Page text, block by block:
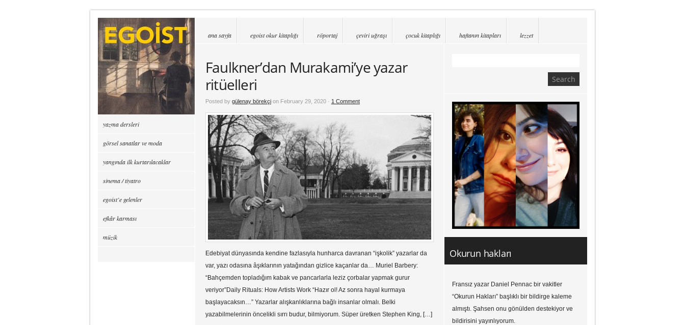
ana sayfa egoist okur kitaplığı röportaj çeviri uğraşı çocuk kitaplığı haftanın kitapları lezzet
Faulkner’dan Murakami’ye yazar
ritüelleri
Posted by gülenay börekçi on February 29, 2020 · 1 Comment
Edebiyat dünyasında kendine fazlasıyla hunharca davranan “işkolik” yazarlar da
var, yazı odasına âşıklarının yatağından gizlice kaçanlar da… Muriel Barbery:
“Bahçemden topladığım kabak ve pancarlarla leziz çorbalar yapmak gurur
veriyor”Daily Rituals: How Artists Work “Hazır ol! Az sonra hayal kurmaya
başlayacaksın…” Yazarlar alışkanlıklarına bağlı insanlar olmalı. Belki
yazabilmelerinin öncelikli sırrı budur, bilmiyorum. Süper üretken Stephen King, […]
Okurun hakları
Fransız yazar Daniel Pennac bir vakitler
“Okurun Hakları” başlıklı bir bildirge kaleme
almıştı. Şahsen onu gönülden destekiyor ve
bildirisini yayınlıyorum.
yazma dersleri
görsel sanatlar ve moda
yangında ilk kurtarılacaklar
sinema / tiyatro
egoist’e gelenler
efkâr karması
müzik